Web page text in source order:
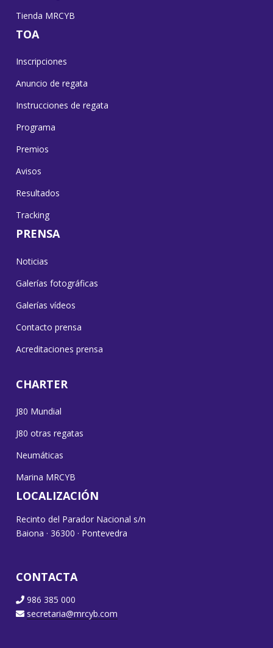
Tienda MRCYB
TOA
Inscripciones
Anuncio de regata
Instrucciones de regata
Programa
Premios
Avisos
Resultados
Tracking
PRENSA
Noticias
Galerías fotográficas
Galerías vídeos
Contacto prensa
Acreditaciones prensa
CHARTER
J80 Mundial
J80 otras regatas
Neumáticas
Marina MRCYB
LOCALIZACIÓN
Recinto del Parador Nacional s/n
Baiona · 36300 · Pontevedra
CONTACTA
986 385 000
secretaria@mrcyb.com